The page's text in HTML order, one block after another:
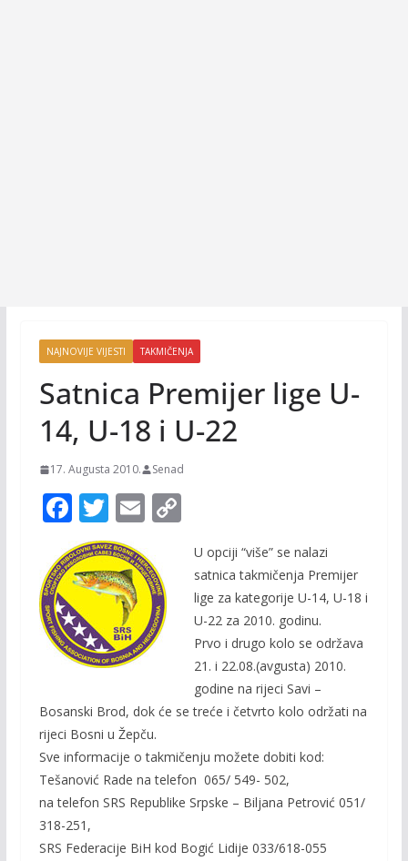
NAJNOVIJE VIJESTI TAKMIČENJA
Satnica Premijer lige U-
14, U-18 i U-22
17. Augusta 2010. Senad
F
ac
e
b
o
o
T
w
itt
er
E
ai
l
C
p
y
Li
n
k
U opciji “više” se nalazi
satnica takmičenja Premijer
lige za kategorije U-14, U-18 i
U-22 za 2010. godinu.
Prvo i drugo kolo se održava
21. i 22.08.(avgusta) 2010.
godine na rijeci Savi –
Bosanski Brod, dok će se treće i četvrto kolo održati na
rijeci Bosni u Žepču.
Sve informacije o takmičenju možete dobiti kod:
Tešanović Rade na telefon 065/ 549- 502,
na telefon SRS Republike Srpske – Biljana Petrović 051/
318-251,
SRS Federacije BiH kod Bogić Lidije 033/618-055